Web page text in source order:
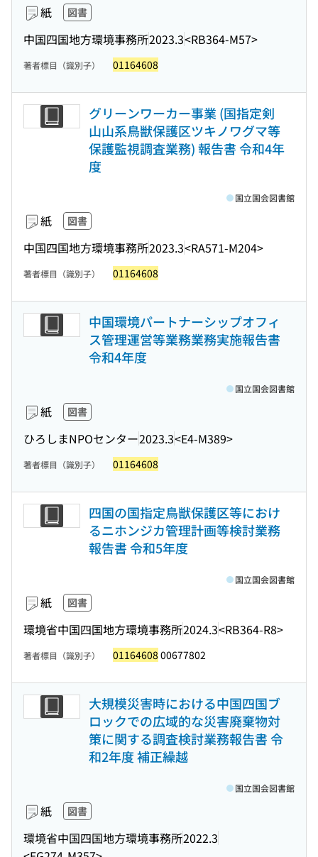
紙 図書
中国四国地方環境事務所2023.3<RB364-M57>
著者標目（識別子） 01164608
グリーンワーカー事業 (国指定剣
山山系鳥獣保護区ツキノワグマ等
保護監視調査業務) 報告書 令和4年
度
紙 図書
中国四国地方環境事務所2023.3<RA571-M204>
国立国会図書館
著者標目（識別子） 01164608
中国環境パートナーシップオフィ
ス管理運営等業務業務実施報告書
令和4年度
紙 図書
ひろしまNPOセンター2023.3<E4-M389>
国立国会図書館
著者標目（識別子） 01164608
四国の国指定鳥獣保護区等におけ
るニホンジカ管理計画等検討業務
報告書 令和5年度
紙 図書
環境省中国四国地方環境事務所2024.3<RB364-R8>
国立国会図書館
著者標目（識別子） 01164608 00677802
大規模災害時における中国四国ブ
ロックでの広域的な災害廃棄物対
策に関する調査検討業務報告書 令
和2年度 補正繰越
紙 図書
環境省中国四国地方環境事務所2022.3
国立国会図書館